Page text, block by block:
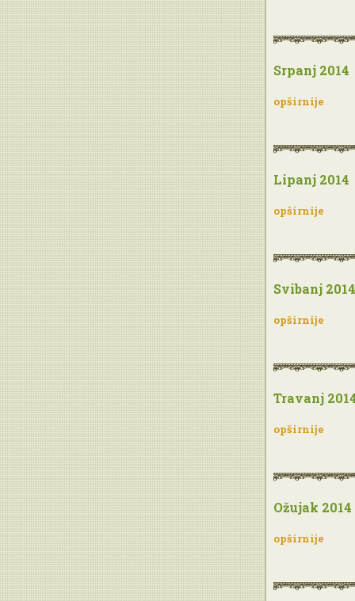
Srpanj 2014
opširnije
Lipanj 2014
opširnije
Svibanj 2014
opširnije
Travanj
opširnije
Ožujak 2014
opširnije